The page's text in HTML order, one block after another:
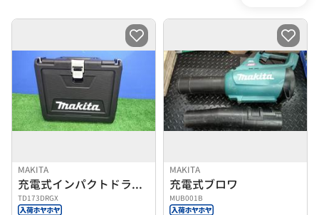
MAKITA
充電式インパクトドライバー
TD173DRGX
MAKITA
充電式ブロワ
MUB001B